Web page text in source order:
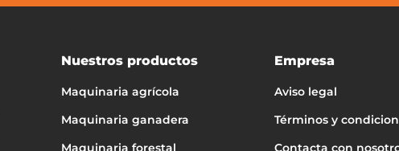
Nuestros productos
Maquinaria agrícola
Maquinaria ganadera
Maquinaria forestal
Empresa
Aviso legal
Términos y
Contacta con